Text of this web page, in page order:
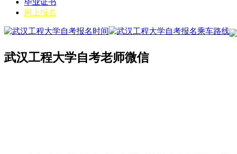
毕业证书
网上报名
武汉工程大学自考老师微信